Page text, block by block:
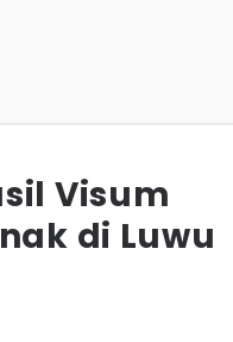
Visum
di Luwu